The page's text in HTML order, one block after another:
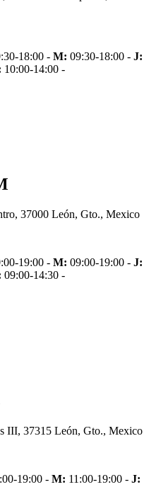
18:00 - M: 09:30-18:00 - J:
10:00-14:00 -
37000 León, Gto., Mexico
19:00 - M: 09:00-19:00 - J:
09:00-14:30 -
III, 37315 León, Gto., Mexico
19:00 - M: 11:00-19:00 - J: